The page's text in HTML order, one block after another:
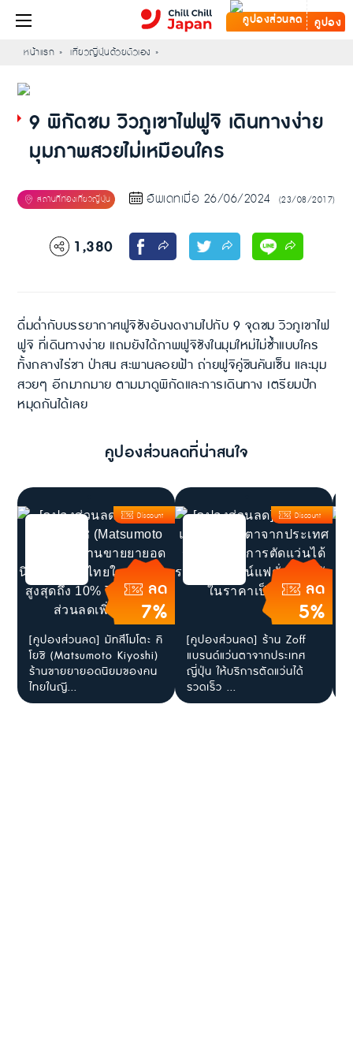
คูปอง
หน้าแรก เที่ยวญี่ปุ่นด้วยตัวเอง
9 พิกัดชม วิวภูเขาไฟฟูจิ เดินทางง่าย
มุมภาพสวยไม่เหมือนใคร
อัพเดทเมื่อ 26/06/2024 (23/08/2017)
1,380
ดื่มด่ำกับบรรยากาศฟูจิซังอันงดงามไปกับ 9 จุดชม วิวภูเขาไฟ
ฟูจิ ที่เดินทางง่าย แถมยังได้ภาพฟูจิซังในมุมใหม่ไม่ซ้ำแบบใคร
ทั้งกลางไร่ชา ป่าสน สะพานลอยฟ้า ถ่ายฟูจิคู่ชินคันเซ็น และมุม
สวยๆ อีกมากมาย ตามมาดูพิกัดและการเดินทาง เตรียมปัก
หมุดกันได้เลย
คูปองส่วนลดที่น่าสนใจ
ลด
7%
Discount
[คูปองส่วนลด] มัทสึโมโตะ คิ
โยชิ (Matsumoto Kiyoshi)
ร้านขายยายอดนิยมของคน
ไทยในญี...
ลด
5%
Discount
[คูปองส่วนลด] ร้าน Zoff
แบรนด์แว่นตาจากประเทศ
ญี่ปุ่น ให้บริการตัดแว่นได้
รวดเร็ว ...